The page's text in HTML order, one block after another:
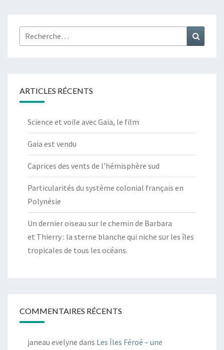
Rechercher :
ARTICLES RÉCENTS
Science et voile avec Gaia, le film
Gaia est vendu
Caprices des vents de l’hémisphère sud
Particularités du système colonial français en
Polynésie
Un dernier oiseau sur le chemin de Barbara
et Thierry : la sterne blanche qui niche sur les îles
tropicales de tous les océans.
COMMENTAIRES RÉCENTS
janeau evelyne dans Les Îles Féroé – une